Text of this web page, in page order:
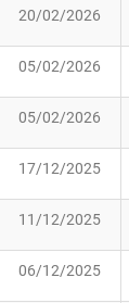
20/02/2026
05/02/2026
05/02/2026
17/12/2025
11/12/2025
06/12/2025